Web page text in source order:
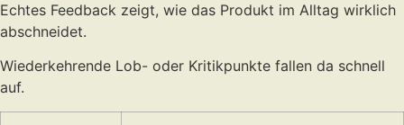
Echtes Feedback zeigt, wie das Produkt im Alltag wirklich
abschneidet.
Wiederkehrende Lob- oder Kritikpunkte fallen da schnell
auf.